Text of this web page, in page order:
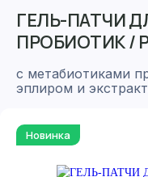
ГЕЛЬ-ПАТЧИ
ПРОБИОТИК /
с метабиотиками
эплиром и
Новинка